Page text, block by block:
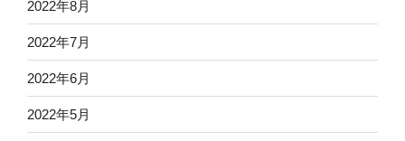
2022年8月
2022年7月
2022年6月
2022年5月